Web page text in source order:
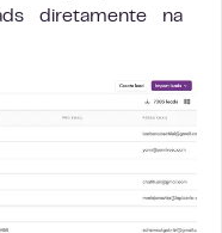
diretamente na